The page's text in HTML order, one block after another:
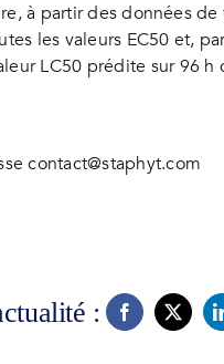
à partir des données
les valeurs EC50 et,
LC50 prédite sur 96 h
contact@staphyt.com
: